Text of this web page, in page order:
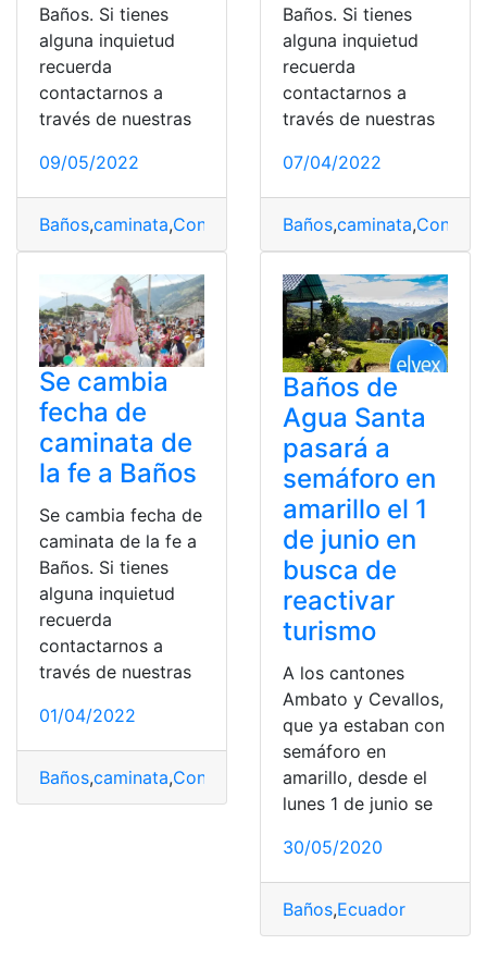
Baños. Si tienes
alguna inquietud
recuerda
contactarnos a
través de nuestras
09/05/2022
Baños,caminata,Consultas Ecuador,Municipio
Baños. Si tienes
alguna inquietud
recuerda
contactarnos a
través de nuestras
07/04/2022
Baños,caminata,
Se cambia
fecha de
caminata de
la fe a Baños
Se cambia fecha de
caminata de la fe a
Baños. Si tienes
alguna inquietud
recuerda
contactarnos a
través de nuestras
01/04/2022
Baños,caminata,Consulta Consultas,Ecuador
Baños de
Agua Santa
pasará a
semáforo en
amarillo el 1
de junio en
busca de
reactivar
turismo
A los cantones
Ambato y Cevallos,
que ya estaban con
semáforo en
amarillo, desde el
lunes 1 de junio se
30/05/2020
Baños,Ecuador